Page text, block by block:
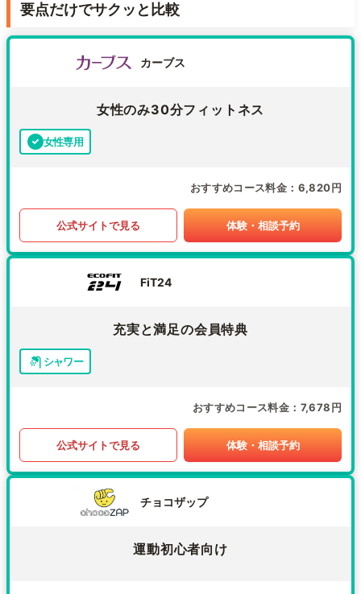
要点だけでサクッと比較
カーブス
女性のみ30分フィットネス
女性専用
おすすめコース料金 6,820円
公式サイトで見る 体験・相談予約
FiT24
充実と満足の会員特典
シャワー
おすすめコース料金 7,678円
公式サイトで見る 体験・相談予約
チョコザップ
運動初心者向け